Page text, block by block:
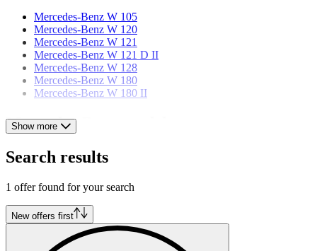
Mercedes-Benz W 105
Mercedes-Benz W 120
Mercedes-Benz W 121
Mercedes-Benz W 121 D II
Mercedes-Benz W 128
Mercedes-Benz W 180
Mercedes-Benz W 180 II
Mercedes-Benz models
Mercedes-Benz 123
Mercedes-Benz 170
Mercedes-Benz 220
Mercedes-Benz 250
Mercedes-Benz 280
Mercedes-Benz 300
Mercedes-Benz E-Class
Show more
Search results
1 offer found for your search
New offers first